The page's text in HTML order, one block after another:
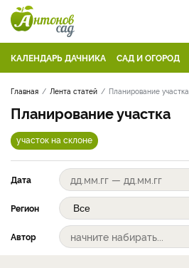
КАЛЕНДАРЬ ДАЧНИКА САД И ОГОРОД
Главная Лента статей Планирование участка
Планирование участка
участок на склоне
Дата
Регион
Автор